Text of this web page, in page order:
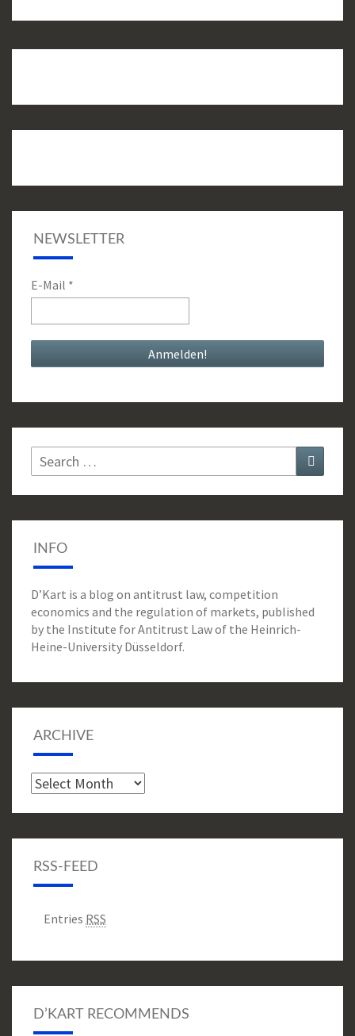
NEWSLETTER
E-Mail *
Search
for:
Search
INFO
D’Kart is a blog on antitrust law, competition
economics and the regulation of markets, published
by the Institute for Antitrust Law of the Heinrich-
Heine-University Düsseldorf.
ARCHIVE
Archive
RSS-FEED
Entries RSS
D’KART RECOMMENDS